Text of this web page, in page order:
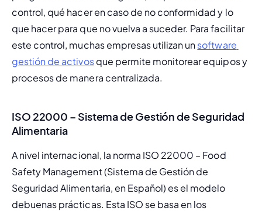
control, qué hacer en caso de no conformidad y lo
que hacer para que no vuelva a suceder. Para facilitar
este control, muchas empresas utilizan un software
gestión de activos que permite monitorear equipos y
procesos de manera centralizada.
ISO 22000 – Sistema de Gestión de Seguridad
Alimentaria
A nivel internacional, la norma ISO 22000 – Food
Safety Management (Sistema de Gestión de
Seguridad Alimentaria, en Español) es el modelo
debuenas prácticas. Esta ISO se basa en los